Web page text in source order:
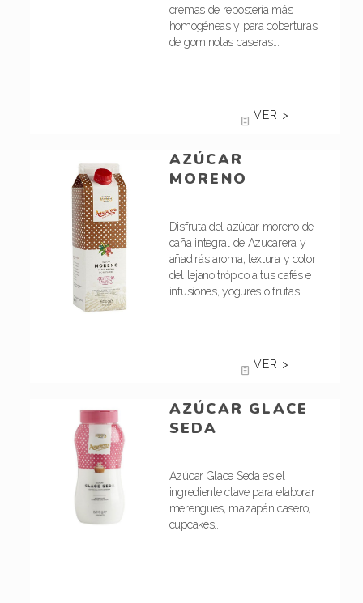
cremas de repostería más
homogéneas y para coberturas
de gominolas caseras...
VER >
AZÚCAR
MORENO
Disfruta del azúcar moreno de
caña integral de Azucarera y
añadirás aroma, textura y color
del lejano trópico a tus cafés e
infusiones, yogures o frutas...
VER >
AZÚCAR GLACE
SEDA
Azúcar Glace Seda es el
ingrediente clave para elaborar
merengues, mazapán casero,
cupcakes...